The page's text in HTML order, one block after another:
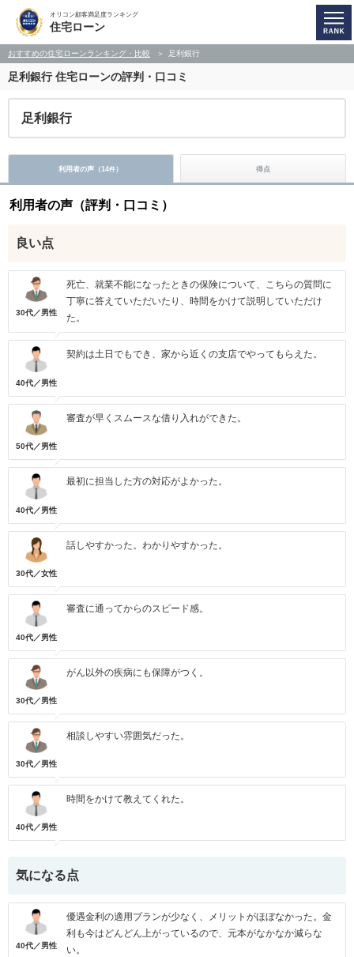
オリコン顧客満足度ランキング
住宅ローン
おすすめの住宅ローンランキング・比較 足利銀行
足利銀行住宅ローンの評判・口コミ
足利銀行
利用者の声（14件） 得点
利用者の声（評判・口コミ）
良い点
30代／男性
死亡、就業不能になったときの保険について、こちらの質問に
丁寧に答えていただいたり、時間をかけて説明していただけ
た。
40代／男性
契約は土日でもでき、家から近くの支店でやってもらえた。
50代／男性
審査が早くスムースな借り入れができた。
40代／男性
最初に担当した方の対応がよかった。
30代／女性
話しやすかった。わかりやすかった。
40代／男性
審査に通ってからのスピード感。
30代／男性
がん以外の疾病にも保障がつく。
30代／男性
相談しやすい雰囲気だった。
40代／男性
時間をかけて教えてくれた。
気になる点
40代／男性
優遇金利の適用プランが少なく、メリットがほぼなかった。金
利も今はどんどん上がっているので、元本がなかなか減らな
い。